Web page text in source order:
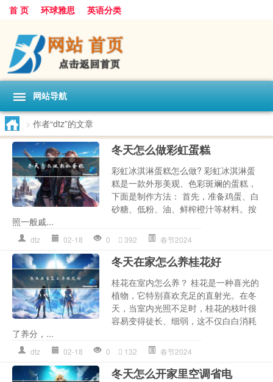
首 页 环球雅思 英语分类
网站导航
> 作者“dtz”的文章
冬天怎么做彩虹蛋糕
彩虹冰淇淋蛋糕怎么做? 彩虹冰淇淋蛋
糕是一款外形美观、色彩斑斓的蛋糕，
下面是制作方法： 首先，准备鸡蛋、白
砂糖、低粉、油、鲜榨橙汁等材料。按
照一般戚...
dtz 02-18 0 392 春节2024
冬天在家怎么养桂花好
桂花在室内怎么养？ 桂花是一种喜光的
植物，它特别喜欢充足的直射光。在冬
天，当室内光照不足时，桂花的枝叶很
容易变得徒长、细弱，这不仅白白消耗
了养分，...
dtz 02-18 0 132 春节2024
冬天怎么开家里空调省电